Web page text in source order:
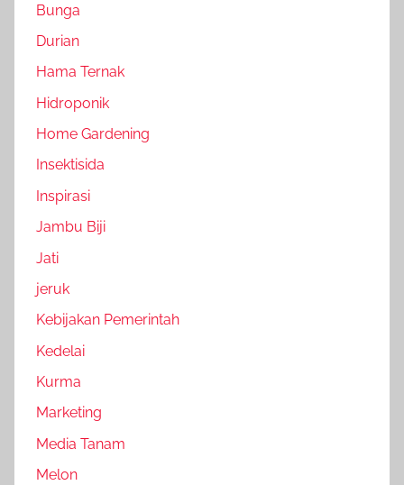
Bunga
Durian
Hama Ternak
Hidroponik
Home Gardening
Insektisida
Inspirasi
Jambu Biji
Jati
jeruk
Kebijakan Pemerintah
Kedelai
Kurma
Marketing
Media Tanam
Melon